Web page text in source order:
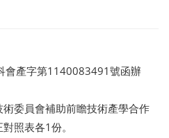
會產字第1140083491號函辦
委員會補助前瞻技術產學合作
照表各1份。